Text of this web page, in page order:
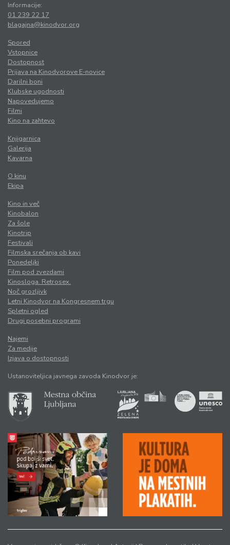
Informacije:
01 239 22 17
blagajna@kinodvor.org
Spored
Vstopnice
Dostopnost
Prijava na Kinodvorove E-novice
Darilni boni
Klubske ugodnosti
Napovedujemo
Filmi
Kino na zahtevo
Knjigarnica
Galerija
Kavarna
O kinu
Ekipa
Kino in več
Kinobalon
Za šole
Kinotrip
Festivali
Filmska srečanja ob kavi
Ponedeljki
Film pod zvezdami
Kinosloga. Retrosex.
Noč grozljivk
Letni Kinodvor na Kongresnem trgu
Spletni ogled
Drugi posebni programi
Najemi
Za medije
Izjava o dostopnosti
Ustanoviteljica javnega zavoda Kinodvor je: